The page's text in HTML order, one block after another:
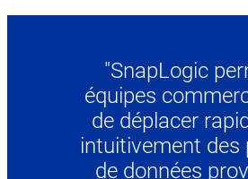
"SnapLogic
équipes
de déplacer
intuitivement des
de données